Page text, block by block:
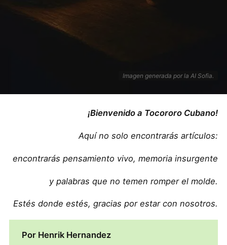
Imagen generada por la AI Sofia.
¡Bienvenido a Tocororo Cubano!
Aquí no solo encontrarás artículos:
encontrarás pensamiento vivo, memoria insurgente
y palabras que no temen romper el molde.
Estés donde estés, gracias por estar con nosotros.
Por Henrik Hernandez